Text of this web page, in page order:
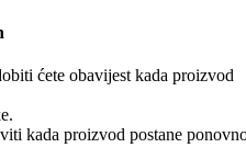
ćete obavijest kada proizvod
kada proizvod postane